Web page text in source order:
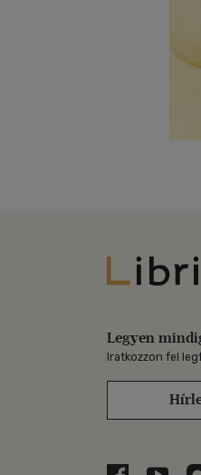
Legyen
Iratkozzon fel